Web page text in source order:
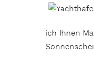
ich Ihnen